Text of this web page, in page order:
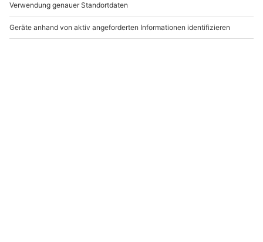
Simulator Bell UH 1
München-Haar (90
Min.)
Simulator München-
Haar (60 Min.)